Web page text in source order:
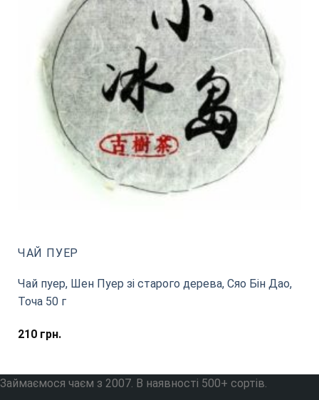
ЧАЙ ПУЕР
Чай пуер, Шен Пуер зі старого дерева, Сяо Бін Дао,
Точа 50 г
210грн.
Займаємося чаєм з 2007. В наявності 500+ сортів.